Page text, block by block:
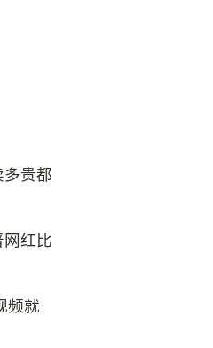
贵都
红比
频就